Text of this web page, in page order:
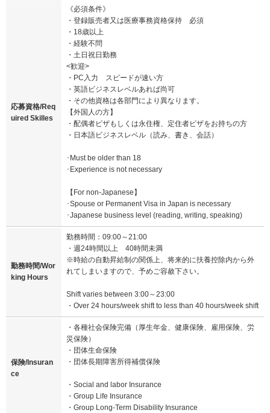
応募資格/Req
uired Skilles
《必須条件》
・登録販売者又は医療事務資格保持 必須
・18歳以上
・経験不問
・土日祝日勤務
<歓迎>
・PC入力 スピードが速い方
・英語ビジネスレベルあれば尚可
・その他資格は各部門により異なります。
【外国人の方】
・配偶者ビザもしくは永住権、定住者ビザをお持ちの方
・日本語ビジネスレベル（読み、書き、会話）
･Must be older than 18
･Experience is not necessary
【For non-Japanese】
･Spouse or Permanent Visa in Japan is necessary
･Japanese business level (reading, writing, speaking)
勤務時間/Wor
king Hours
勤務時間：09:00～21:00
・週24時間以上 40時間未満
※時給の自動昇給制の関係上、将来的に扶養控除内から外
れてしまいますので、予めご容赦下さい。
Shift varies between 3:00～23:00
・Over 24 hours/week shift to less than 40 hours/week shift
保険/Insuran
ce
・各種社会保険完備（厚生年金、健康保険、雇用保険、労
災保険）
・団体生命保険
・団体長期障害所得補償保険
・Social and labor Insurance
・Group Life Insurance
・Group Long-Term Disability Insurance